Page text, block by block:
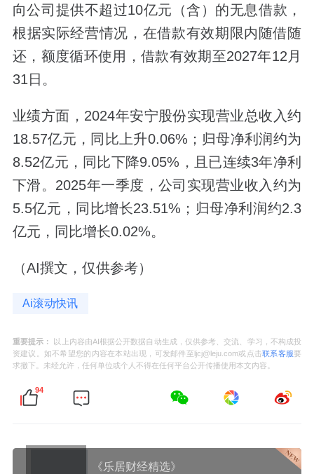
向公司提供不超过10亿元（含）的无息借款，
根据实际经营情况，在借款有效期限内随借随
还，额度循环使用，借款有效期至2027年12月
31日。
业绩方面，2024年安宁股份实现营业总收入约
18.57亿元，同比上升0.06%；归母净利润约为
8.52亿元，同比下降9.05%，且已连续3年净利
下滑。2025年一季度，公司实现营业收入约为
5.5亿元，同比增长23.51%；归母净利润约2.3
亿元，同比增长0.02%。
（AI撰文，仅供参考）
Ai滚动快讯
重要提示：
以上内容由AI根据公开数据自动生成，仅供参考、交流、学习，不构成投
资建议。如不希望您的内容在本站出现，可发邮件至ljcj@leju.com或点击联系客服要
求撤下。未经允许，任何单位或个人不得在任何平台公开传播使用本文内容。
94
《乐居财经精选》